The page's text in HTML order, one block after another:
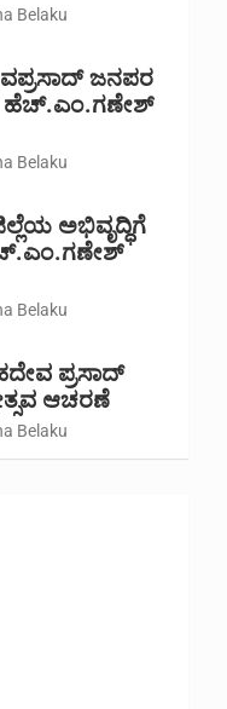
Belaku
ಜನಪರ
ಹೆಚ್.ಎಂ.ಗಣೇಶ್
Belaku
ಅಭಿವೃದ್ಧಿಗೆ
Belaku
ಪ್ರಸಾದ್
ಆಚರಣೆ
Belaku